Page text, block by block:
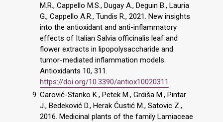
M.R., Cappello M.S., Dugay A., Deguin B., Lauria
G., Cappello A.R., Tundis R., 2021. New insights
into the antioxidant and anti-inflammatory
effects of Italian Salvia officinalis leaf and
flower extracts in lipopolysaccharide and
tumor-mediated inflammation models.
Antioxidants 10, 311.
https://doi.org/10.3390/antiox10020311
Carović-Stanko K., Petek M., Grdiša M., Pintar
J., Bedeković D., Herak Ćustić M., Satovic Z.,
2016. Medicinal plants of the family Lamiaceae